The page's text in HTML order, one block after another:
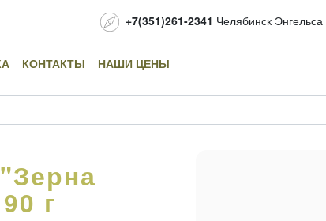
+7(351)261-2341 Челябинск
КОНТАКТЫ НАШИ ЦЕНЫ
г